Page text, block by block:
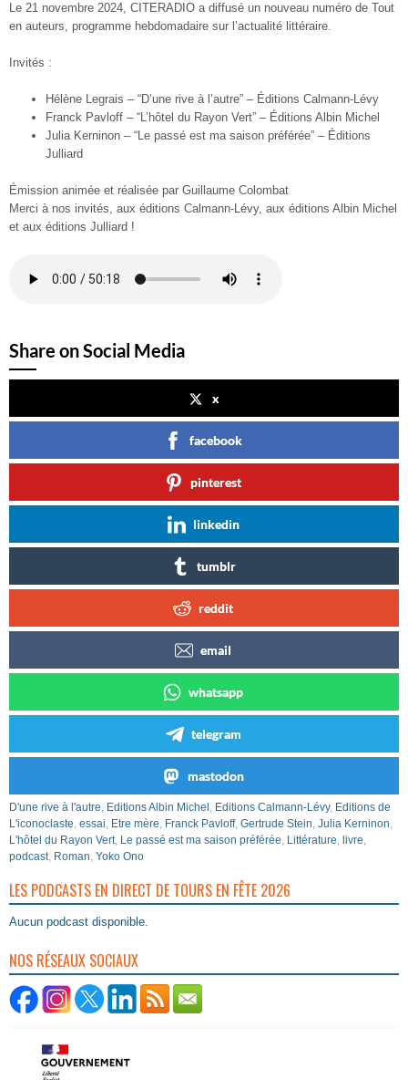
Le 21 novembre 2024, CITERADIO a diffusé un nouveau numéro de Tout
en auteurs, programme hebdomadaire sur l’actualité littéraire.
Invités :
Hélène Legrais –“D’une rive à l’autre” –Éditions Calmann-Lévy
Franck Pavloff –“L’hôtel du Rayon Vert” –Éditions Albin Michel
Julia Kerninon – “Le passé est ma saison préférée” – Éditions
Julliard
Émission animée et réalisée par Guillaume Colombat
Merci à nos invités, aux éditions Calmann-Lévy, aux éditions Albin Michel
et aux éditions Julliard !
Share on Social Media
x
facebook
pinterest
linkedin
tumblr
reddit
email
whatsapp
telegram
mastodon
D'une rive à l'autre, Editions Albin Michel , Editions Calmann-Lévy, Editions de
L'iconoclaste, essai, Etre mère, Franck Pavloff, Gertrude Stein, Julia Kerninon,
L'hôtel du Rayon Vert, Le passé est ma saison préférée, Littérature, livre,
podcast, Roman, Yoko Ono
LES PODCASTS EN DIRECT DE TOURS EN FÊTE 2026
Aucun podcast disponible.
NOS RÉSEAUX SOCIAUX